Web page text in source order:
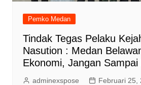
Pemko Medan
Tindak Tegas Pelaku
Nasution : Medan
Ekonomi, Jangan
adminexspose Februari 25,